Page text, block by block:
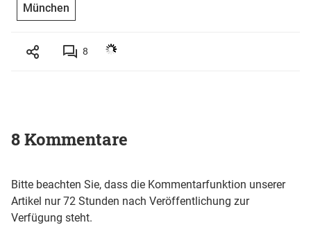
München
8
8 Kommentare
Bitte beachten Sie, dass die Kommentarfunktion unserer
Artikel nur 72 Stunden nach Veröffentlichung zur
Verfügung steht.